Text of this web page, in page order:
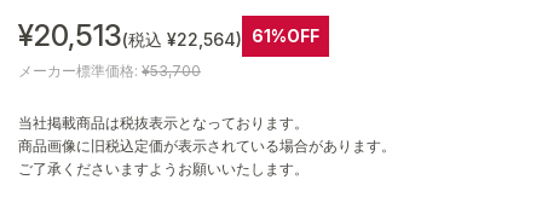
¥20,513(税込 ¥22,564) 61%OFF
メーカー標準価格: ¥53,700
当社掲載商品は税抜表示となっております。
商品画像に旧税込定価が表示されている場合があります。
ご了承くださいますようお願いいたします。